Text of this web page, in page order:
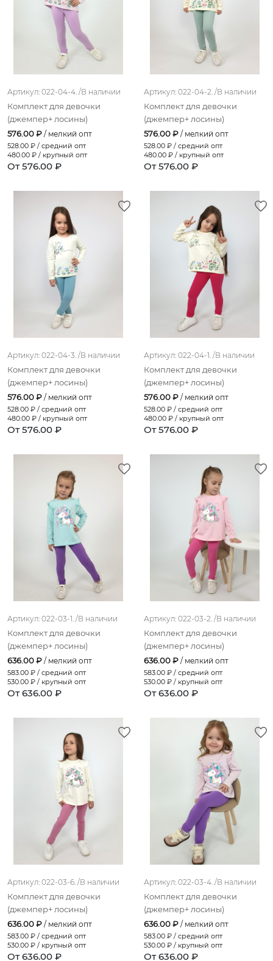
мятный (лица)
розовый(журавли)
розовый (фламинго)
серо-голубой (волна)
розово-лавандовый
роз.-лавандовый
коричневый(гепард)
св.-сиреневый
бежевый(ситчик)
горчичный(голуби)
св.розовый
черный (лица)
мятный(смайлы)
голубой (замок)
ультрамариновый
пурпурный
пыльно-розовый
бежевый(гепард)
сиреневый(сердечки)
слоновая кость (лица)
серо-зеленый(гуси)
бежевый;сине-зеленый
св.-бежевый;ультрамариновый
бежевый;ярко-розовый
розовый;сине-зеленый
фисташковый;ультрамариновый
сиреневый;ультрамариновый
песочный;серый
сиреневый;серый
розовый;фуксия
бежевый;серый
мятный;серый
коралловый;серый
мятный;сиреневый
розовый;ярко-розовый
фисташковый;сиреневый
бежевый;марсало
бежевый;серо-зеленый
светло-бежевый;винный
голубой(цветы и голуби)
Артикул: 022-04-4. /В наличии
Комплект для девочки
(джемпер+ лосины)
576.00 ₽ / мелкий опт
528.00 ₽ / средний опт
480.00 ₽ / крупный опт
От 576.00 ₽
Артикул: 022-04-2. /В наличии
Комплект для девочки
(джемпер+ лосины)
576.00 ₽ / мелкий опт
528.00 ₽ / средний опт
480.00 ₽ / крупный опт
От 576.00 ₽
Артикул: 022-04-3. /В наличии
Комплект для девочки
(джемпер+ лосины)
576.00 ₽ / мелкий опт
528.00 ₽ / средний опт
480.00 ₽ / крупный опт
От 576.00 ₽
Артикул: 022-04-1. /В наличии
Комплект для девочки
(джемпер+ лосины)
576.00 ₽ / мелкий опт
528.00 ₽ / средний опт
480.00 ₽ / крупный опт
От 576.00 ₽
Артикул: 022-03-1. /В наличии
Комплект для девочки
(джемпер+ лосины)
636.00 ₽ / мелкий опт
583.00 ₽ / средний опт
530.00 ₽ / крупный опт
От 636.00 ₽
Артикул: 022-03-2. /В наличии
Комплект для девочки
(джемпер+ лосины)
636.00 ₽ / мелкий опт
583.00 ₽ / средний опт
530.00 ₽ / крупный опт
От 636.00 ₽
Артикул: 022-03-6. /В наличии
Комплект для девочки
(джемпер+ лосины)
636.00 ₽ / мелкий опт
583.00 ₽ / средний опт
530.00 ₽ / крупный опт
От 636.00 ₽
Артикул: 022-03-4. /В наличии
Комплект для девочки
(джемпер+ лосины)
636.00 ₽ / мелкий опт
583.00 ₽ / средний опт
530.00 ₽ / крупный опт
От 636.00 ₽